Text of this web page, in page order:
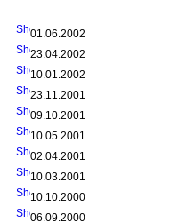
01.06.2002
23.04.2002
10.01.2002
23.11.2001
09.10.2001
10.05.2001
02.04.2001
10.03.2001
10.10.2000
06.09.2000